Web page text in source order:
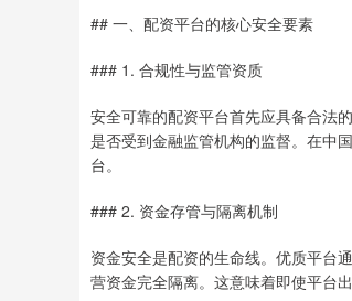
## 一、配资平台的核心安全要素
### 1. 合规性与监管资质
安全可靠的配资平台首先应具备合法
是否受到金融监管机构的监督。在中
台。
### 2. 资金存管与隔离机制
资金安全是配资的生命线。优质平台
营资金完全隔离。这意味着即使平台